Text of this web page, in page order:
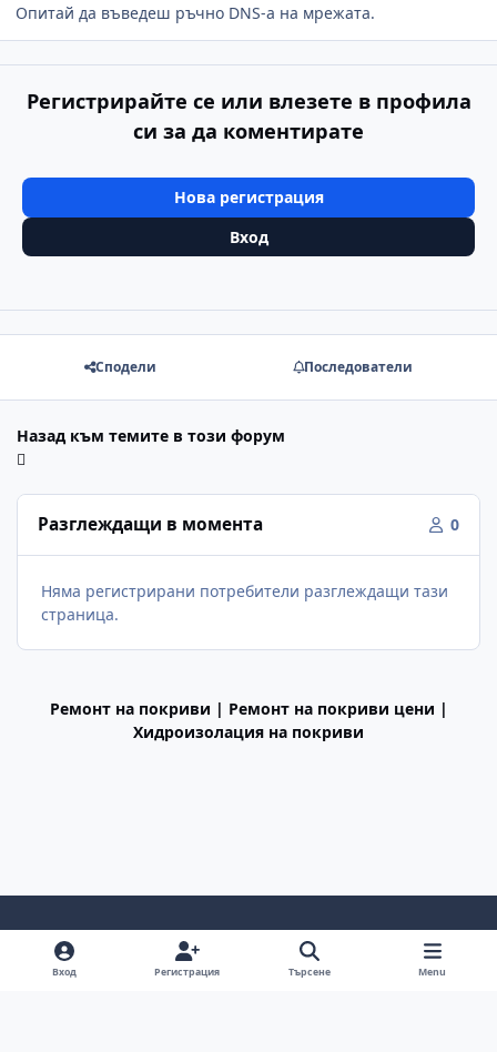
Опитай да въведеш ръчно DNS-а на мрежата.
Регистрирайте се или влезете в профила
си за да коментирате
Нова регистрация
Вход
Сподели Последователи
Назад към темите в този форум
Разглеждащи в момента 0
Няма регистрирани потребители разглеждащи тази
страница.
Ремонт на покриви | Ремонт на покриви цени |
Хидроизолация на покриви
Light ModeDark ModeSystem Preference
f
Вход Регистрация Търсене Menu